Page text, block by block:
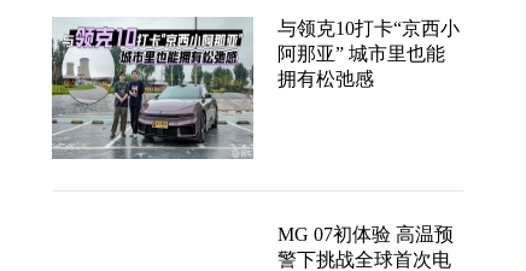
与领克10打卡“京西小
阿那亚” 城市里也能
拥有松弛感
MG 07初体验 高温预
警下挑战全球首次电